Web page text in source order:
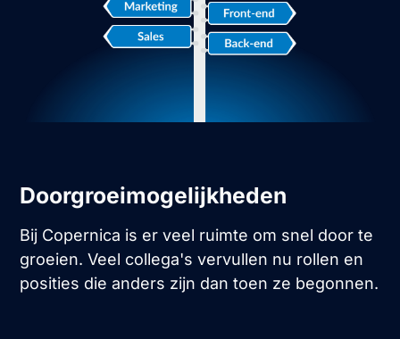
Doorgroeimogelijkheden
Bij Copernica is er veel ruimte om snel door te
groeien. Veel collega's vervullen nu rollen en
posities die anders zijn dan toen ze begonnen.